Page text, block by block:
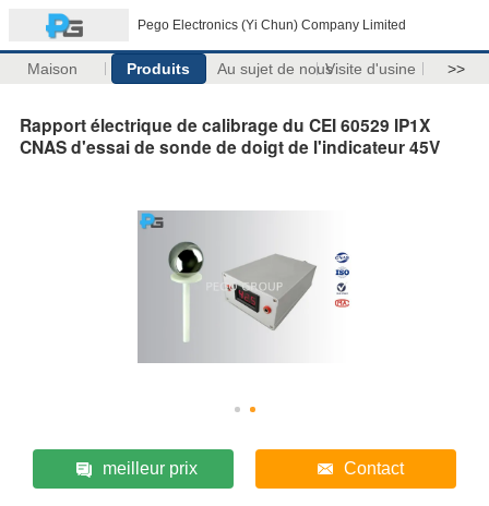
Pego Electronics (Yi Chun) Company Limited
Maison Produits Au sujet de nousVisite d'usine >>
Rapport électrique de calibrage du CEI 60529 IP1X
CNAS d'essai de sonde de doigt de l'indicateur 45V
meilleur prix Contact